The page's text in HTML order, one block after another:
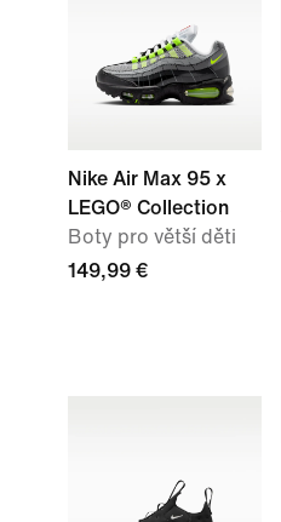
Nike Air Max 95 x
LEGO® Collection
Boty pro větší děti
149,99 €